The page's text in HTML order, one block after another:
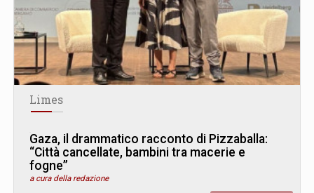
Limes
Gaza, il drammatico racconto di Pizzaballa:
“Città cancellate, bambini tra macerie e
fogne”
a cura della redazione